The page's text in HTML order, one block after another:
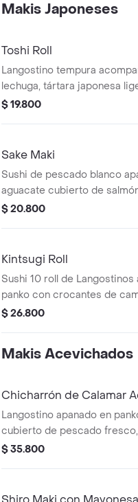
Makis Japoneses
Toshi Roll
Langostino tempura
lechuga, tártara japonesa
picante. (Temaki).
$ 19.800
Sake Maki
Sushi de pescado blanco
aguacate cubierto de
$ 20.800
Kintsugi Roll
Sushi 10 roll de Langostinos
panko con crocantes de
aguacate.
$ 26.800
Makis Acevichados
Chicharrón de Calamar
Langostino apanado en
cubierto de pescado
de calamar y salsa
$ 35.800